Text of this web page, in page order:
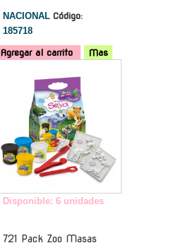
NACIONAL Código:
185718
Agregar al carrito
Mas
Disponible: 6 unidades
721 Pack Zoo Masas